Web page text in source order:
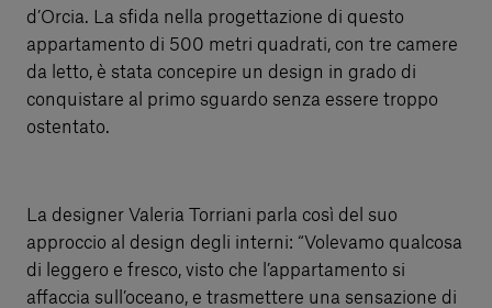
d’Orcia. La sfida nella progettazione di questo
appartamento di 500 metri quadrati, con tre camere
da letto, è stata concepire un design in grado di
conquistare al primo sguardo senza essere troppo
ostentato.
La designer Valeria Torriani parla così del suo
approccio al design degli interni: “Volevamo qualcosa
di leggero e fresco, visto che l’appartamento si
affaccia sull’oceano, e trasmettere una sensazione di